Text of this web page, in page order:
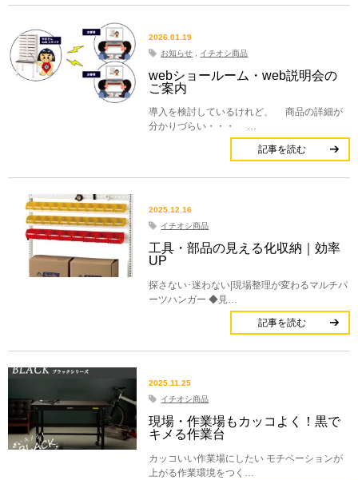
2026.01.19
お知らせ
イチオシ商品
webショールーム・web説明会の
ご案内
導入を検討しているけれど、 商品の詳細が
分かりづらい・・・ …
記事を読む
2025.12.16
イチオシ商品
工具・部品の見える化収納｜効率
UP
探さない･迷わない|現場整理が変わるマルチパ
ーツハンガー ◆見…
記事を読む
2025.11.25
イチオシ商品
現場・作業場もカッコよく！黒で
キメる作業台
カッコいい作業場にしたい モチベーションが
上がる作業環境をつく…